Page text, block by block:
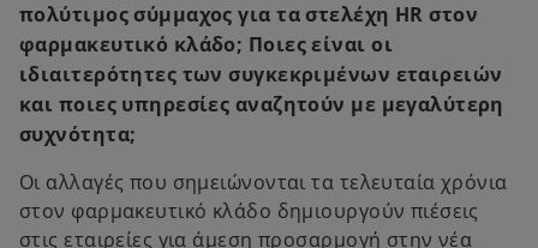
b b
πολύτιμος σύμμαχος για τα στελέχη HR στον
φαρμακευτικό κλάδο; Ποιες είναι οι
ιδιαιτερότητες των συγκεκριμένων εταιρειών
και ποιες υπηρεσίες αναζητούν με μεγαλύτερη
συχνότητα;
Οι αλλαγές που σημειώνονται τα τελευταία χρόνια
στον φαρμακευτικό κλάδο δημιουργούν πιέσεις
στις εταιρείες για άμεση προσαρμογή στην νέα